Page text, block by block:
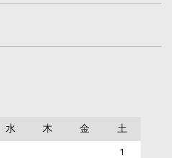
水 木 金 土
1